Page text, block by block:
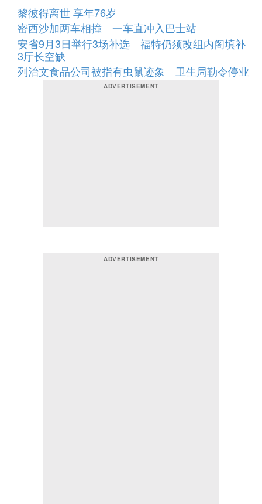
黎彼得离世 享年76岁
密西沙加两车相撞 一车直冲入巴士站
安省9月3日举行3场补选 福特仍须改组内阁填补
3厅长空缺
列治文食品公司被指有虫鼠迹象 卫生局勒令停业